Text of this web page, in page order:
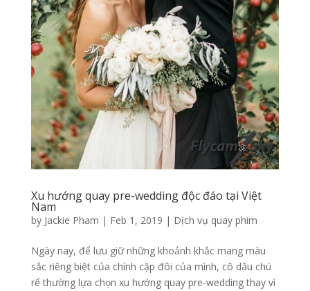
Xu hướng quay pre-wedding độc đáo tại Việt
Nam
by Jackie Pham | Feb 1, 2019 | Dịch vụ quay phim
Ngày nay, để lưu giữ những khoảnh khắc mang màu
sắc riêng biệt của chính cặp đôi của mình, cô dâu chú
rể thường lựa chọn xu hướng quay pre-wedding thay vì